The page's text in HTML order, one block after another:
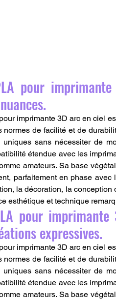
pour
imprimante 3D arc en ciel
normes de facilité et de
uniques sans nécessiter de
étendue avec les
amateurs. Sa base
parfaitement en phase
la décoration, la
esthétique et technique
pour
expressives.
imprimante 3D arc en ciel
normes de facilité et de
uniques sans nécessiter de
étendue avec les
amateurs. Sa base